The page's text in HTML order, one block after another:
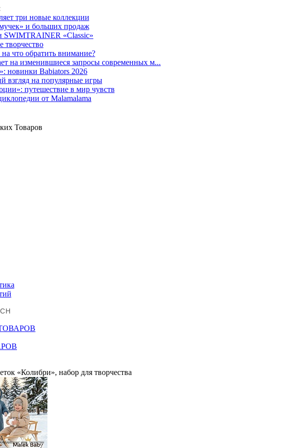
три новые коллекции
и больших продаж
SWIMTRAINER «Classic»
творчество
что обратить внимание?
на изменившиеся запросы современных м...
новинки Babiators 2026
взгляд на популярные игры
путешествие в мир чувств
от Malamalama
Товаров
«Колибри», набор для творчества
ИНН: 7719007569